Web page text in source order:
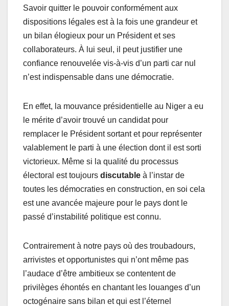
Savoir quitter le pouvoir conformément aux
dispositions légales est à la fois une grandeur et
un bilan élogieux pour un Président et ses
collaborateurs. À lui seul, il peut justifier une
confiance renouvelée vis-à-vis d’un parti car nul
n’est indispensable dans une démocratie.
En effet, la mouvance présidentielle au Niger a eu
le mérite d’avoir trouvé un candidat pour
remplacer le Président sortant et pour représenter
valablement le parti à une élection dont il est sorti
victorieux. Même si la qualité du processus
électoral est toujours discutable à l’instar de
toutes les démocraties en construction, en soi cela
est une avancée majeure pour le pays dont le
passé d’instabilité politique est connu.
Contrairement à notre pays où des troubadours,
arrivistes et opportunistes qui n’ont même pas
l’audace d’être ambitieux se contentent de
privilèges éhontés en chantant les louanges d’un
octogénaire sans bilan et qui est l’éternel